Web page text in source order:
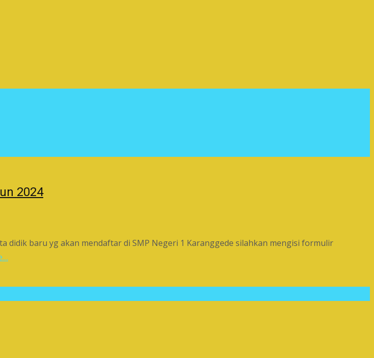
2024
didik baru yg akan mendaftar di SMP Negeri 1 Karanggede silahkan mengisi formulir